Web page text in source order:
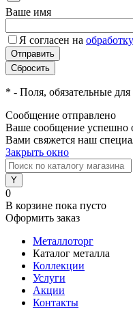
Ваше имя
Я согласен на
* - Поля, обязательные
Сообщение отправлено
Ваше сообщение успешно
Вами свяжется наш
Закрыть окно
0
В корзине пока пусто
Оформить заказ
Металлоторг
Каталог металла
Коллекции
Услуги
Акции
Контакты